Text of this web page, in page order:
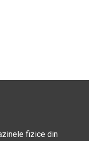
fizice din